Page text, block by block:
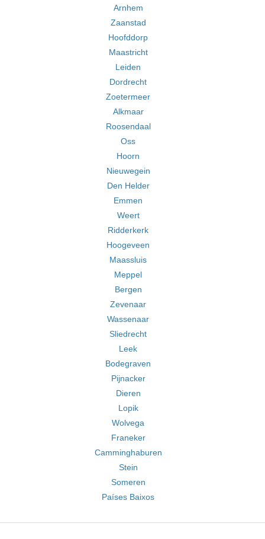
Arnhem
Zaanstad
Hoofddorp
Maastricht
Leiden
Dordrecht
Zoetermeer
Alkmaar
Roosendaal
Oss
Hoorn
Nieuwegein
Den Helder
Emmen
Weert
Ridderkerk
Hoogeveen
Maassluis
Meppel
Bergen
Zevenaar
Wassenaar
Sliedrecht
Leek
Bodegraven
Pijnacker
Dieren
Lopik
Wolvega
Franeker
Camminghaburen
Stein
Someren
Países Baixos